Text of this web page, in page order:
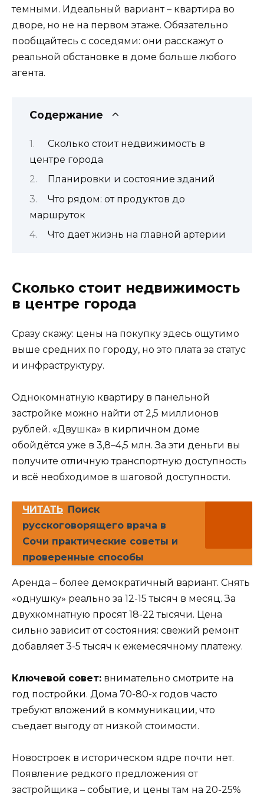
темными. Идеальный вариант – квартира во
дворе, но не на первом этаже. Обязательно
пообщайтесь с соседями: они расскажут о
реальной обстановке в доме больше любого
агента.
Содержание
Сколько стоит недвижимость в
центре города
Планировки и состояние зданий
Что рядом: от продуктов до
маршруток
Что дает жизнь на главной артерии
Сколько стоит недвижимость
в центре города
Сразу скажу: цены на покупку здесь ощутимо
выше средних по городу, но это плата за статус
и инфраструктуру.
Однокомнатную квартиру в панельной
застройке можно найти от 2,5 миллионов
рублей. «Двушка» в кирпичном доме
обойдётся уже в 3,8–4,5 млн. За эти деньги вы
получите отличную транспортную доступность
и всё необходимое в шаговой доступности.
ЧИТАТЬ Поиск
русскоговорящего врача в
Сочи практические советы и
проверенные способы
Аренда – более демократичный вариант. Снять
«однушку» реально за 12-15 тысяч в месяц. За
двухкомнатную просят 18-22 тысячи. Цена
сильно зависит от состояния: свежий ремонт
добавляет 3-5 тысяч к ежемесячному платежу.
Ключевой совет: внимательно смотрите на
год постройки. Дома 70-80-х годов часто
требуют вложений в коммуникации, что
съедает выгоду от низкой стоимости.
Новостроек в историческом ядре почти нет.
Появление редкого предложения от
застройщика – событие, и цены там на 20-25%